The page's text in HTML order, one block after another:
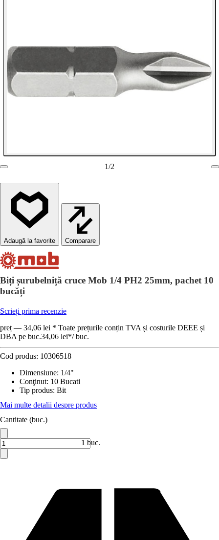
1/2
Comparare
Biți șurubelniță cruce Mob 1/4 PH2 25mm, pachet 10
bucăți
Scrieți prima recenzie
preț — 34,06 lei * Toate prețurile conțin TVA și costurile DEEE și
DBA pe buc.34,06 lei*/ buc.
Cod produs: 10306518
Dimensiune: 1/4"
Conţinut: 10 Bucati
Tip produs: Bit
Mai multe detalii despre produs
Cantitate (buc.)
1 buc.